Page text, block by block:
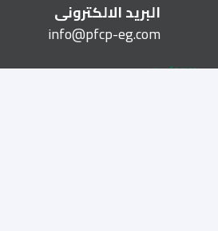
البريد الالكترونى
info@pfcp-eg.com
القائمة